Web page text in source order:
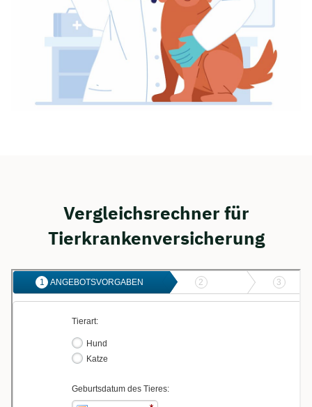
Vergleichsrechner für
Tierkrankenversicherung